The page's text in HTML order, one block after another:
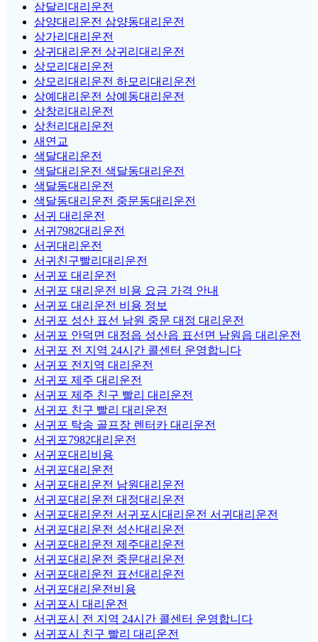
삼달리대리운전
삼양대리운전 삼양동대리운전
상가리대리운전
상귀대리운전 상귀리대리운전
상모리대리운전
상모리대리운전 하모리대리운전
상예대리운전 상예동대리운전
상창리대리운전
상천리대리운전
새연교
색달대리운전
색달대리운전 색달동대리운전
색달동대리운전
색달동대리운전 중문동대리운전
서귀 대리운전
서귀7982대리운전
서귀대리운전
서귀친구빨리대리운전
서귀포 대리운전
서귀포 대리운전 비용 요금 가격 안내
서귀포 대리운전 비용 정보
서귀포 성산 표선 남원 중문 대정 대리운전
서귀포 안덕면 대정읍 성산읍 표선면 남원읍 대리운전
서귀포 전 지역 24시간 콜센터 운영합니다
서귀포 전지역 대리운전
서귀포 제주 대리운전
서귀포 제주 친구 빨리 대리운전
서귀포 친구 빨리 대리운전
서귀포 탁송 골프장 렌터카 대리운전
서귀포7982대리운전
서귀포대리비용
서귀포대리운전
서귀포대리운전 남원대리운전
서귀포대리운전 대정대리운전
서귀포대리운전 서귀포시대리운전 서귀대리운전
서귀포대리운전 성산대리운전
서귀포대리운전 제주대리운전
서귀포대리운전 중문대리운전
서귀포대리운전 표선대리운전
서귀포대리운전비용
서귀포시 대리운전
서귀포시 전 지역 24시간 콜센터 운영합니다
서귀포시 친구 빨리 대리운전